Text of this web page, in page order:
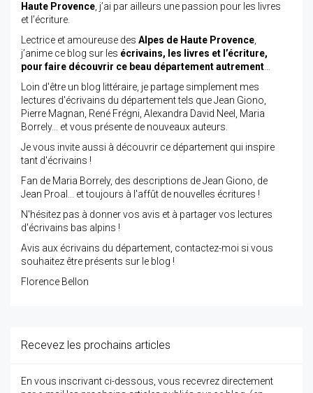
Haute Provence, j’ai par ailleurs une passion pour les livres
et l’écriture.
Lectrice et amoureuse des Alpes de Haute Provence,
j’anime ce blog sur les écrivains, les livres et l’écriture,
pour faire découvrir ce beau département autrement…
Loin d'être un blog littéraire, je partage simplement mes
lectures d'écrivains du département tels que Jean Giono,
Pierre Magnan, René Frégni, Alexandra David Neel, Maria
Borrely... et vous présente de nouveaux auteurs.
Je vous invite aussi à découvrir ce département qui inspire
tant d'écrivains !
Fan de Maria Borrely, des descriptions de Jean Giono, de
Jean Proal... et toujours à l'affût de nouvelles écritures !
N'hésitez pas à donner vos avis et à partager vos lectures
d'écrivains bas alpins !
Avis aux écrivains du département, contactez-moi si vous
souhaitez être présents sur le blog !
Florence Bellon
Recevez les prochains articles
En vous inscrivant ci-dessous, vous recevrez directement